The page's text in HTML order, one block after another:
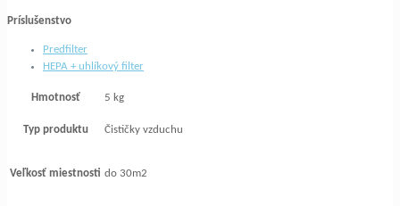
Príslušenstvo
Predfilter
HEPA + uhlíkový filter
Hmotnosť 5 kg
Typ produktu Čističky vzduchu
Veľkosť miestnosti do 30m2